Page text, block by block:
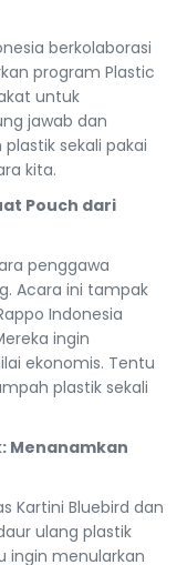
berkolaborasi
program Plastic
untuk
jawab dan
sekali pakai
kita.
Pouch dari
penggawa
Acara ini tampak
Indonesia
ingin
ekonomis. Tentu
plastik sekali
Menanamkan
Kartini Bluebird dan
ulang plastik
ingin menularkan